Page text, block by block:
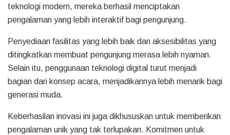
teknologi modern, mereka berhasil menciptakan
pengalaman yang lebih interaktif bagi pengunjung.
Penyediaan fasilitas yang lebih baik dan aksesibilitas yang
ditingkatkan membuat pengunjung merasa lebih nyaman.
Selain itu, penggunaan teknologi digital turut menjadi
bagian dari konsep acara, menjadikannya lebih menarik bagi
generasi muda.
Keberhasilan inovasi ini juga dikhususkan untuk memberikan
pengalaman unik yang tak terlupakan. Komitmen untuk